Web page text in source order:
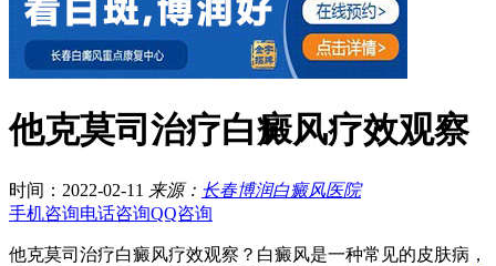
他克莫司治疗白癜风疗效观察
时间：2022-02-11 来源： 长春博润白癜风医院
手机咨询电话咨询QQ咨询
他克莫司治疗白癜风疗效观察？白癜风是一种常见的皮肤病，